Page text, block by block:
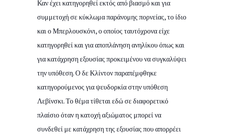
Καν έχει κατηγορηθεί εκτός από βιασμό και για
συμμετοχή σε κύκλωμα παράνομης πορνείας, το ίδιο
και ο Μπερλουσκόνι, ο οποίος ταυτόχρονα είχε
κατηγορηθεί και για αποπλάνηση ανηλίκου όπως και
για κατάχρηση εξουσίας προκειμένου να συγκαλύψει
την υπόθεση. Ο δε Κλίντον παραπέμφθηκε
κατηγορούμενος για ψευδορκία στην υπόθεση
Λεβίνσκι. Το θέμα τίθεται εδώ σε διαφορετικό
πλαίσιο όταν η κατοχή αξιώματος μπορεί να
συνδεθεί με κατάχρηση της εξουσίας που απορρέει